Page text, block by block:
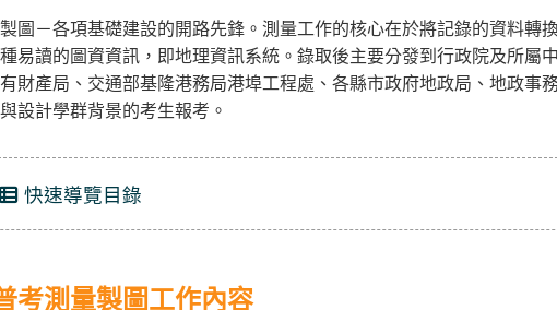
圖－各項基礎建設的開路先鋒。測量工作的核心在於將記錄的資料轉
易讀的圖資資訊，即地理資訊系統。錄取後主要分發到行政院及所屬
財產局、交通部基隆港務局港埠工程處、各縣市政府地政局、地政事
設計學群背景的考生報考。
快速導覽目錄
考測量製圖工作內容